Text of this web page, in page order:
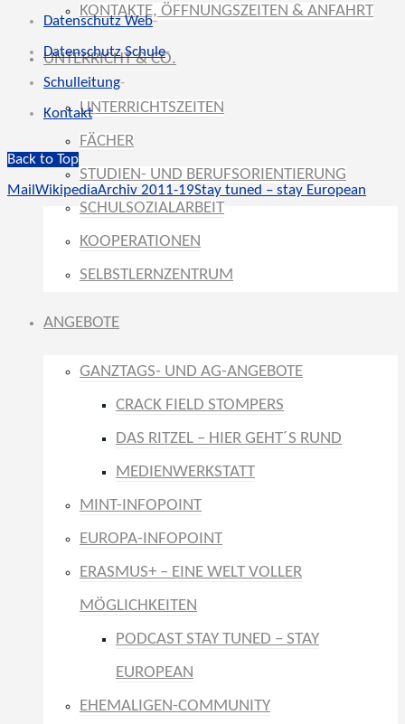
KONTAKTE, ÖFFNUNGSZEITEN & ANFAHRT
UNTERRICHT & CO.
UNTERRICHTSZEITEN
FÄCHER
STUDIEN- UND BERUFSORIENTIERUNG
SCHULSOZIALARBEIT
KOOPERATIONEN
SELBSTLERNZENTRUM
ANGEBOTE
GANZTAGS- UND AG-ANGEBOTE
CRACK FIELD STOMPERS
DAS RITZEL – HIER GEHT´S RUND
MEDIENWERKSTATT
MINT-INFOPOINT
EUROPA-INFOPOINT
ERASMUS+ – EINE WELT VOLLER
MÖGLICHKEITEN
PODCAST STAY TUNED – STAY
EUROPEAN
EHEMALIGEN-COMMUNITY
Datenschutz Web-
Datenschutz Schule-
Schulleitung-
Kontakt-
Back to Top
Mail WikipediaArchiv 2011-19Stay tuned – stay European